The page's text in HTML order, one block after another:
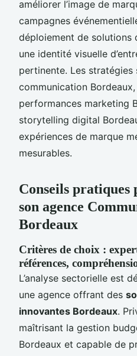
améliorer l’image de
campagnes
déploiement de solutions
une identité visuelle
pertinente. Les stratégies
communication Bordeaux,
performances marketing
storytelling digital
expériences de marque
mesurables.
Conseils pratiques
son agence
Bordeaux
Critères de choix :
références,
L’analyse sectorielle est
une agence offrant des
innovantes Bordeaux.
maîtrisant la gestion
Bordeaux et capable de